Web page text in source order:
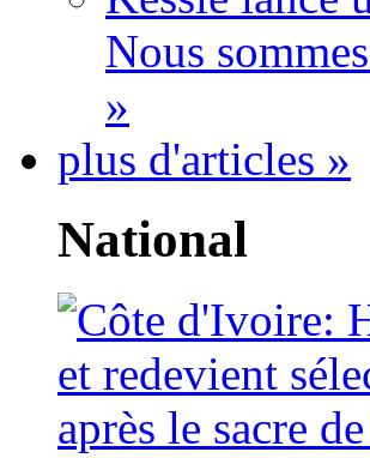
Nous
»
plus d'articles »
National